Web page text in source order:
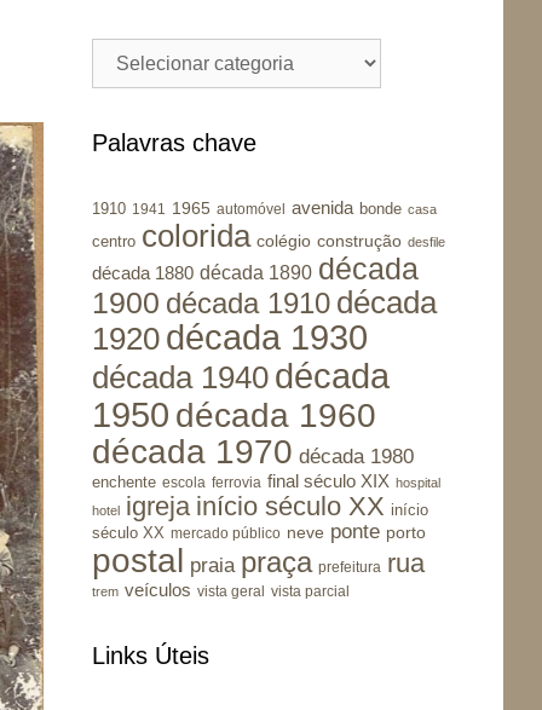
Municípios
Palavras chave
1910 1941 1965 automóvel avenida bonde casa
centro colorida colégio construção desfile
década 1880 década 1890 década
1900 década 1910 década
1920 década 1930
década 1940 década
1950 década 1960
década 1970 década 1980
enchente escola ferrovia final século XIX hospital
hotel
igreja início século XX início
século XX mercado público neve ponte porto
postal praia praça prefeitura rua
trem veículos vista geral vista parcial
Links Úteis